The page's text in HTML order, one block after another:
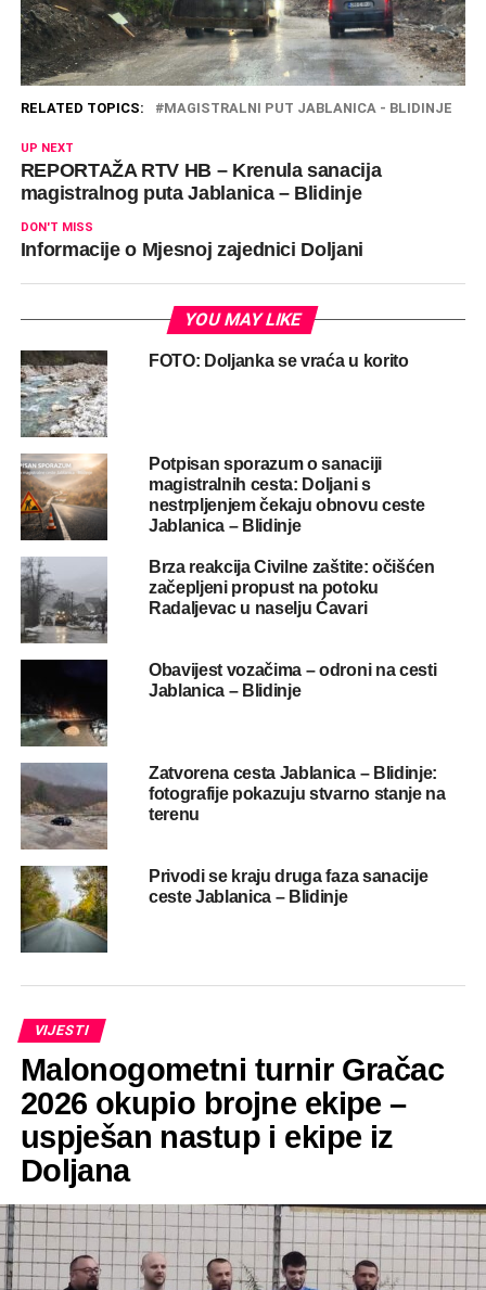
RELATED TOPICS: MAGISTRALNI PUT JABLANICA - BLIDINJE
UP NEXT
REPORTAŽA RTV HB – Krenula sanacija
magistralnog puta Jablanica – Blidinje
DON'T MISS
Informacije o Mjesnoj zajednici Doljani
YOU MAY LIKE
FOTO: Doljanka se vraća u korito
Potpisan sporazum o sanaciji
magistralnih cesta: Doljani s
nestrpljenjem čekaju obnovu ceste
Jablanica – Blidinje
Brza reakcija Civilne zaštite: očišćen
začepljeni propust na potoku
Radaljevac u naselju Ćavari
Obavijest vozačima – odroni na cesti
Jablanica – Blidinje
Zatvorena cesta Jablanica – Blidinje:
fotografije pokazuju stvarno stanje na
terenu
Privodi se kraju druga faza sanacije
ceste Jablanica – Blidinje
VIJESTI
Malonogometni turnir Gračac
2026 okupio brojne ekipe –
uspješan nastup i ekipe iz
Doljana